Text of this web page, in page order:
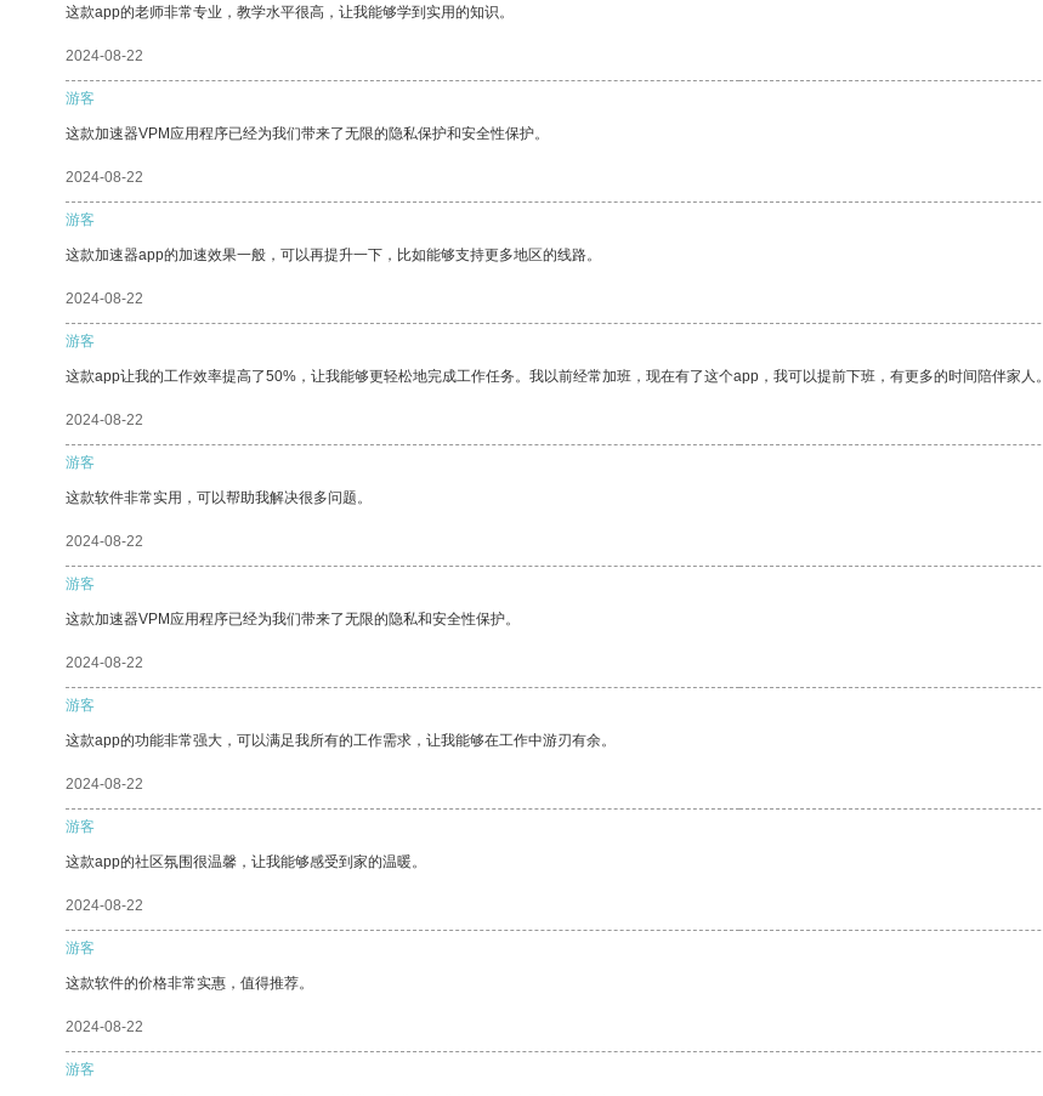
这款app的老师非常专业，教学水平很高，让我能够学到实用的知识。
2024-08-22
游客
这款加速器VPM应用程序已经为我们带来了无限的隐私保护和安全性保护。
2024-08-22
游客
这款加速器app的加速效果一般，可以再提升一下，比如能够支持更多地区的线路。
2024-08-22
游客
这款app让我的工作效率提高了50%，让我能够更轻松地完成工作任务。我以前经常加班，现在有了这个app，我可以提前下班，有更多的时间陪伴家人。
2024-08-22
游客
这款软件非常实用，可以帮助我解决很多问题。
2024-08-22
游客
这款加速器VPM应用程序已经为我们带来了无限的隐私和安全性保护。
2024-08-22
游客
这款app的功能非常强大，可以满足我所有的工作需求，让我能够在工作中游刃有余。
2024-08-22
游客
这款app的社区氛围很温馨，让我能够感受到家的温暖。
2024-08-22
游客
这款软件的价格非常实惠，值得推荐。
2024-08-22
游客